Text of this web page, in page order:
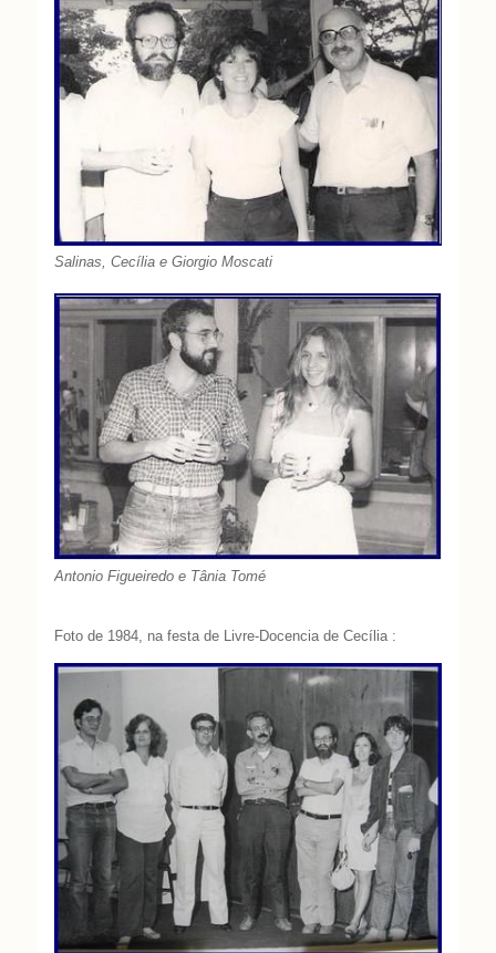
Salinas, Cecília e Giorgio Moscati
Antonio Figueiredo e Tânia Tomé
Foto de 1984, na festa de Livre-Docencia de Cecília :